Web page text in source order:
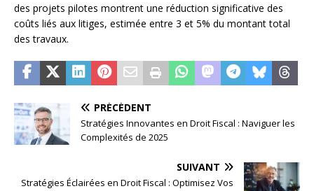
des projets pilotes montrent une réduction significative des
coûts liés aux litiges, estimée entre 3 et 5% du montant total
des travaux.
PRÉCÉDENT
Stratégies Innovantes en Droit Fiscal : Naviguer les
Complexités de 2025
SUIVANT
Stratégies Éclairées en Droit Fiscal : Optimisez Vos